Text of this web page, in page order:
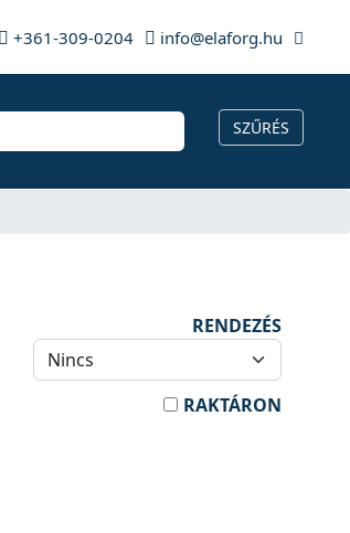
+361-309-0204 info@elaforg.hu
RENDEZÉS
RAKTÁRON